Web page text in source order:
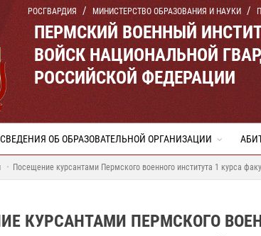
РОСГВАРДИЯ МИНИСТЕРСТВО ОБРАЗОВАНИЯ И НАУКИ
ПЕРМСКИЙ ВОЕННЫЙ
ВОЙСК НАЦИОНАЛЬНОЙ
РОССИЙСКОЙ ФЕДЕРАЦИИ
СВЕДЕНИЯ ОБ ОБРАЗОВАТЕЛЬНОЙ ОРГАНИЗАЦИИ
Посещение курсантами Пермского военного института 1 курса
КУРСАНТАМИ ПЕРМСКОГО